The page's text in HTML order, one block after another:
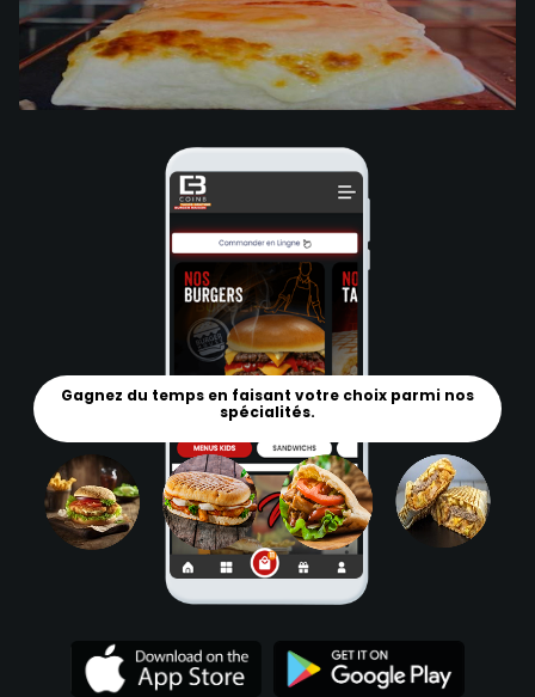
Gagnez du temps en faisant votre choix parmi nos
spécialités.